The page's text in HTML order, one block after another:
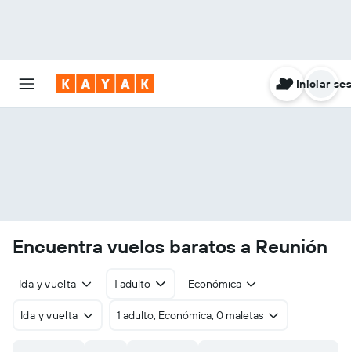
Iniciar
Encuentra vuelos baratos a Reunión
Ida y vuelta 1 adulto Económica
Ida y vuelta 1 adulto, Económica, 0 maletas